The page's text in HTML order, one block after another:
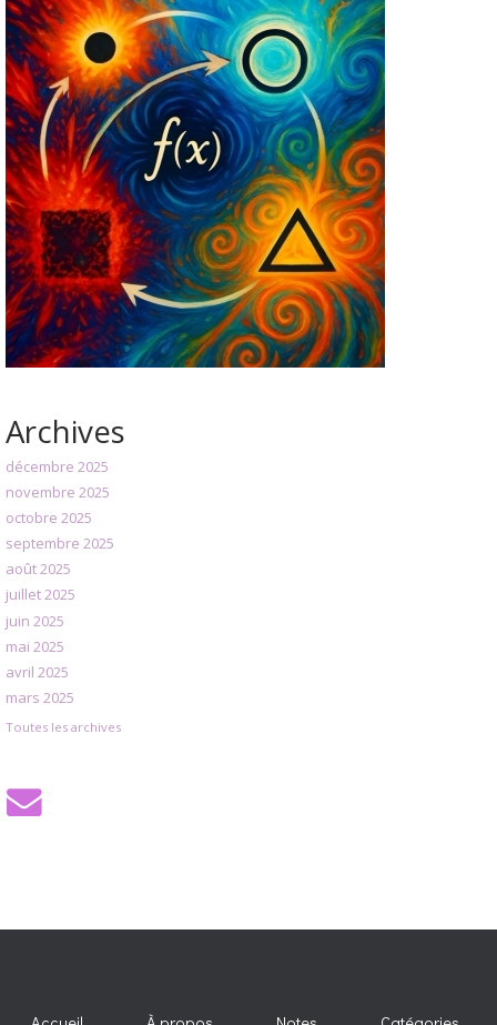
Archives
décembre 2025
novembre 2025
octobre 2025
septembre 2025
août 2025
juillet 2025
juin 2025
mai 2025
avril 2025
mars 2025
Toutes les archives